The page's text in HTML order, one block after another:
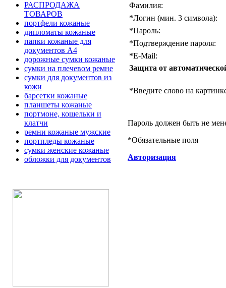
РАСПРОДАЖА
ТОВАРОВ
портфели кожаные
дипломаты кожаные
папки кожаные для
документов А4
дорожные сумки кожаные
сумки на плечевом ремне
сумки для документов из
кожи
барсетки кожаные
планшеты кожаные
портмоне, кошельки и
клатчи
ремни кожаные мужские
портпледы кожаные
сумки женские кожаные
обложки для документов
Фамилия:
*Логин (мин. 3 символа):
*Пароль:
*Подтверждение пароля:
*E-Mail:
Защита от
*Введите слово на
Пароль должен быть не
*Обязательные поля
Авторизация